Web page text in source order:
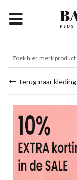
terug naar kleding